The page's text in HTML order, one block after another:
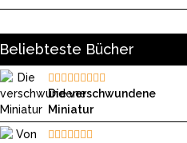
Beliebteste Bücher
Die verschwundene
Miniatur